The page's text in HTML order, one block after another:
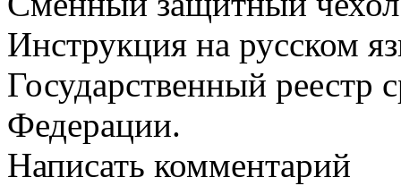
Инструкция на русском
Государственный реестр
Федерации.
Написать комментарий